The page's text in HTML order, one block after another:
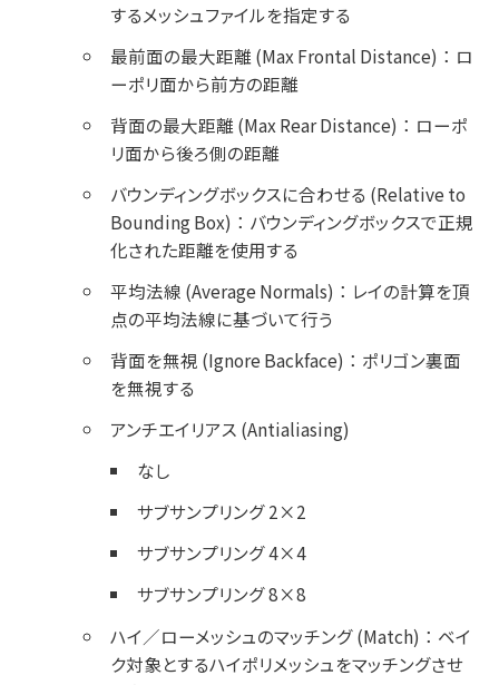
するメッシュファイルを指定する
最前面の最大距離 (Max Frontal Distance) ： ロ
ーポリ面から前方の距離
背面の最大距離 (Max Rear Distance) ： ローポ
リ面から後ろ側の距離
バウンディングボックスに合わせる (Relative to
Bounding Box) ： バウンディングボックスで正規
化された距離を使用する
平均法線 (Average Normals) ： レイの計算を頂
点の平均法線に基づいて行う
背面を無視 (Ignore Backface) ： ポリゴン裏面
を無視する
アンチエイリアス (Antialiasing)
なし
サブサンプリング 2×2
サブサンプリング 4×4
サブサンプリング 8×8
ハイ／ローメッシュのマッチング (Match) ： ベイ
ク対象とするハイポリメッシュをマッチングさせ